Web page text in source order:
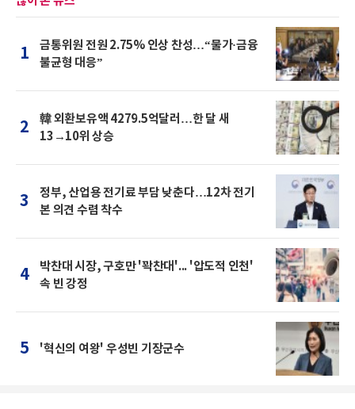
1
금통위원 전원 2.75% 인상 찬성…“물가·금융
불균형 대응”
2
韓 외환보유액 4279.5억달러…한 달 새
13→10위 상승
3
정부, 산업용 전기료 부담 낮춘다…12차 전기
본 의견 수렴 착수
4
박찬대 시장, 구호만 '꽉찬대'... '압도적 인천'
속 빈 강정
5 '혁신의 여왕' 우성빈 기장군수